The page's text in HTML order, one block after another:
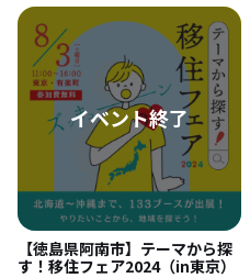
【徳島県阿南市】テーマから探
す！移住フェア2024（in東京）